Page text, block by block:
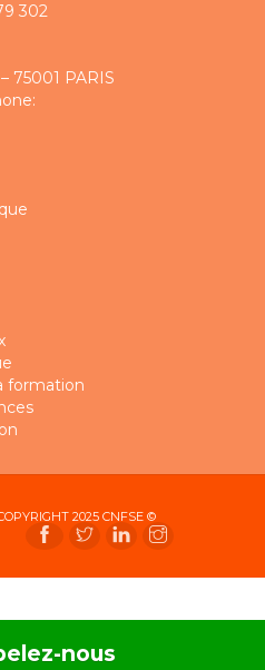
302
75001 PARIS
formation
2025CNFSE ©
nous